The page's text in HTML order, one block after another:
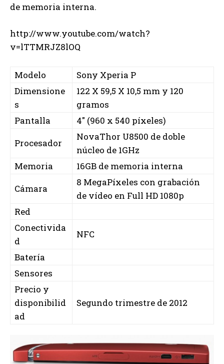
de memoria interna.
http://www.youtube.com/watch?
v=lTTMRJZ8lOQ
Modelo
Sony Xperia P
Dimensione
s
122 X 59,5 X 10,5 mm y 120
gramos
Pantalla
4″ (960 x 540 píxeles)
Procesador
NovaThor U8500 de doble
núcleo de 1GHz
Memoria
16GB de memoria interna
Cámara
8 MegaPíxeles con grabación
de vídeo en Full HD 1080p
Red
Conectivida
d
NFC
Batería
Sensores
Precio y
disponibilid
ad
Segundo trimestre de 2012